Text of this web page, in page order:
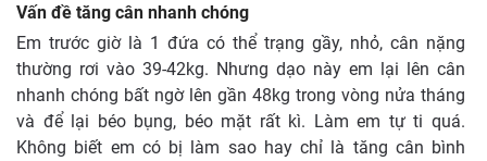
Vấn đề tăng cân nhanh chóng
Em trước giờ là 1 đứa có thể trạng gầy, nhỏ, cân nặng
thường rơi vào 39-42kg. Nhưng dạo này em lại lên cân
nhanh chóng bất ngờ lên gần 48kg trong vòng nửa tháng
và để lại béo bụng, béo mặt rất kì. Làm em tự ti quá.
Không biết em có bị làm sao hay chỉ là tăng cân bình